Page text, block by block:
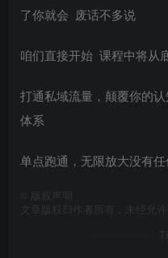
了你就会 废话不多说
咱们直接开始 课程中将从
打通私域流量，颠覆你的
体系
单点跑通，无限放大没有
版权声明
文章版权归作者所有，未经允许